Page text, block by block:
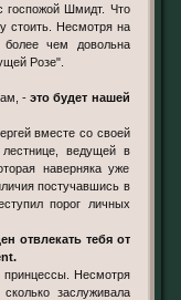
госпожой Шмидт. Что
стоить. Несмотря на
более чем довольна
Розе".
-это будет нашей
вместе со своей
ведущей в
наверняка уже
постучавшись в
порог личных
отвлекать тебя от
принцессы. Несмотря
заслуживала